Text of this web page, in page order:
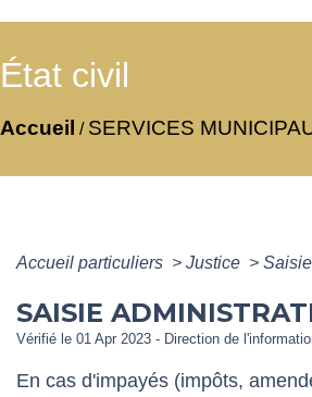
État civil
Accueil / SERVICES
Accueil particuliers > Justice >
SAISIE
Vérifié le 01 Apr 2023 - Direction de
En cas d'impayés (impôts,